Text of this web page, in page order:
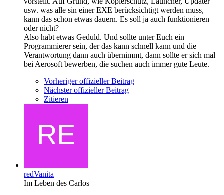
usw. was alle sin einer EXE berücksichtigt werden muss,
kann das schon etwas dauern. Es soll ja auch funktionieren
oder nicht?
Also habt etwas Geduld. Und sollte unter Euch ein
Programmierer sein, der das kann schnell kann und die
Verantwortung dann auch übernimmt, dann sollte er sich mal
bei Aerosoft bewerben, die suchen auch immer gute Leute.
Vorheriger offizieller Beitrag
Nächster offizieller Beitrag
Zitieren
redVanita
Im Leben des Carlos